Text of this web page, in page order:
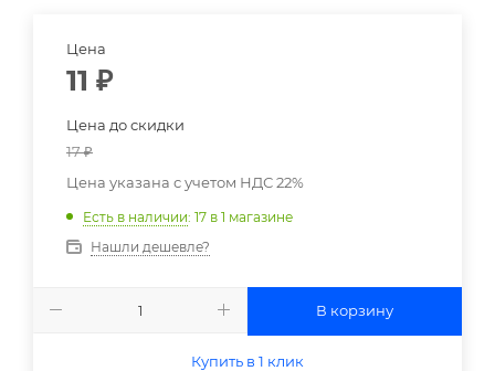
Цена
11 ₽
Цена до скидки
17₽
Цена указана с учетом НДС 22%
Есть в наличии: 17 в 1 магазине
Нашли дешевле?
В корзину
Купить в 1 клик